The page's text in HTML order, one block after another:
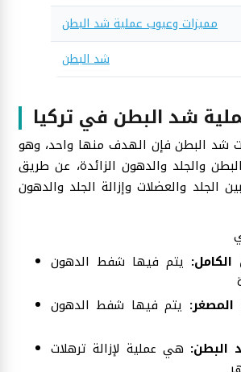
مميزات وعيوب عملية شد البطن
شد البطن
شد البطن في تركيا
شد البطن فإن الهدف منها واحد، وهو
والجلد والدهون الزائدة، عن طريق
الجلد والعضلات وإزالة الجلد والدهون
يتم فيها شفط الدهون
يتم فيها شفط الدهون
البطن: هي عملية لإزالة ترهلات